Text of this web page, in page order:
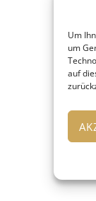
Um
um
auf